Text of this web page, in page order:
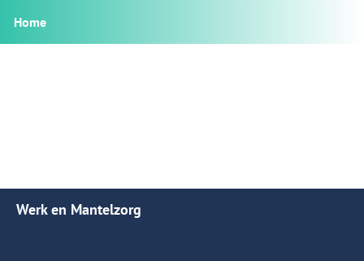
Home
Werk en Mantelzorg